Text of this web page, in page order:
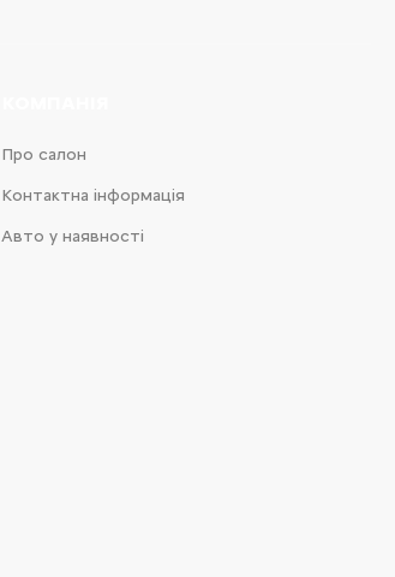
Про салон
Контактна інформація
Авто у наявності